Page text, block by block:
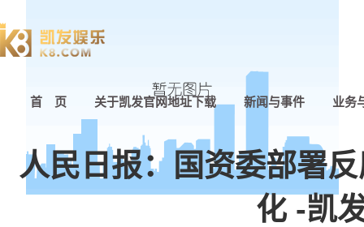
首 页 关于凯发官网地址下载 新闻与事件 业务
人民日报：国资委部署
化 -凯